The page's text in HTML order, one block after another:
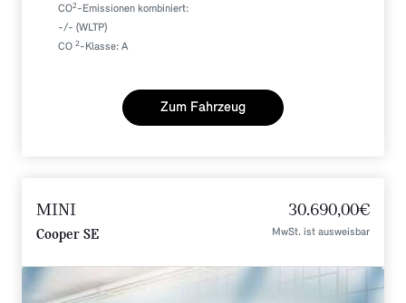
CO2 -Emissionen kombiniert:
-/- (WLTP)
CO 2 -Klasse: A
Zum Fahrzeug
MINI
Cooper SE
30.690,00€
MwSt. ist ausweisbar